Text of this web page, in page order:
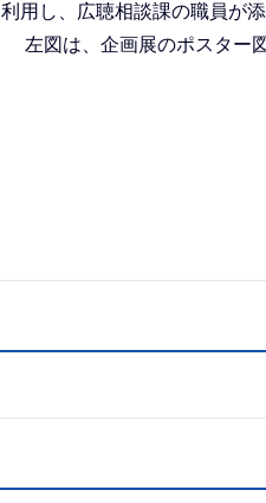
利用し、広聴相談課の職員が添
左図は、企画展のポスター